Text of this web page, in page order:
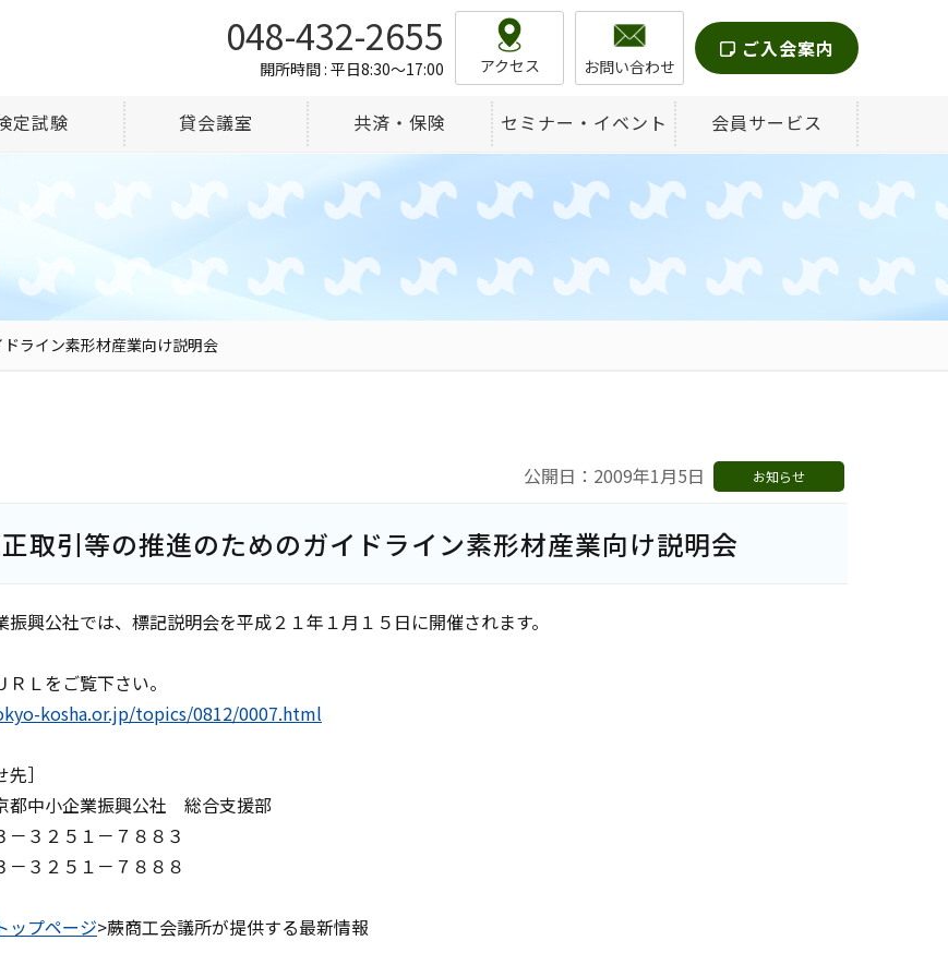
048-432-2655
開所時間 : 平日8:30～17:00 アクセス お問い合わせ
ご入会案内
定試験 貸会議室 共済・保険 セミナー・イベント 会員サービス
ライン素形材産業向け説明会
公開日：2009年1月5日 お知らせ
取引等の推進のためのガイドライン素形材産業向け説明会
振興公社では、標記説明会を平成２１年１月１５日に開催されます。
Ｌをご覧下さい。
kosha.or.jp/topics/0812/0007.html
］
都中小企業振興公社 総合支援部
－３２５１－７８８３
３２５１－７８８８
ップページ>蕨商工会議所が提供する最新情報